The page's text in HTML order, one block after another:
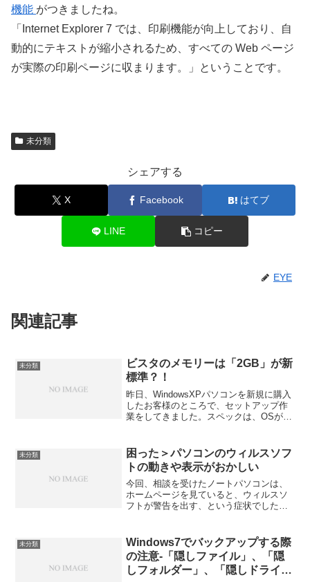
機能 がつきましたね。
「Internet Explorer 7 では、印刷機能が向上しており、自
動的にテキストが縮小されるため、すべての Web ページ
が実際の印刷ページに収まります。」ということです。
未分類
シェアする
X Facebook はてブ
LINE コピー
EYE
関連記事
未分類
ビスタのメモリーは「2GB」が新
標準？！
昨日、WindowsXPパソコンを新規に購入
したお客様のところで、セットアップ作
業をしてきました。スペックは、OSが
RW（２層対応）これで、製品価...
未分類
困った＞パソコンのウィルスソフ
トの動きや表示がおかしい
今回、相談を受けたノートパソコンは、
ホームページを見ていると、ウィルスソ
フトが警告を出す、という症状でした。
は初めてでした。 ESETの本体が、Ver７
だったので...
未分類
Windows7でバックアップする際
の注意-「隠しファイル」、「隠
しフォルダー」、「隠しドライ